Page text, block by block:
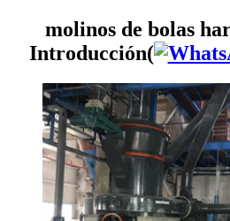
molinos de bolas
Introducción(